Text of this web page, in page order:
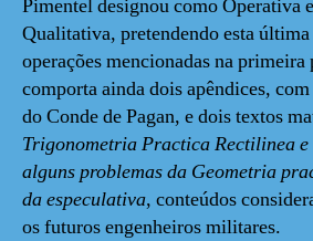
Pimentel designou como Operativa
Qualitativa, pretendendo esta
operações mencionadas na primeira
comporta ainda dois apêndices,
do Conde de Pagan, e dois textos
Trigonometria Practica Rectilinea e
alguns problemas da Geometria
da especulativa, conteúdos
os futuros engenheiros militares.